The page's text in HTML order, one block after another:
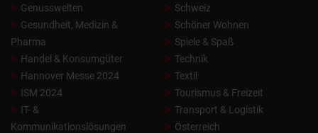
Genusswelten
Gesundheit, Medizin &
Pharma
Handel & Konsumgüter
Hannover Messe 2024
ISM 2024
IT- &
Kommunikationslösungen
Schweiz
Schöner Wohnen
Spiele & Spaß
Technik
Textil
Tourismus & Freizeit
Transport & Logistik
Österreich